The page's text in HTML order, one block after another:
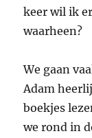
keer wil ik
waarheen?
We gaan
Adam
boekjes
we rond in